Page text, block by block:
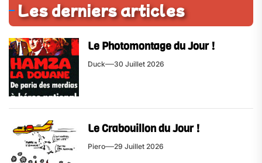
Les derniers articles
Le Photomontage du Jour !
Duck 30 Juillet 2026
Le Crabouillon du Jour !
Piero 29 Juillet 2026